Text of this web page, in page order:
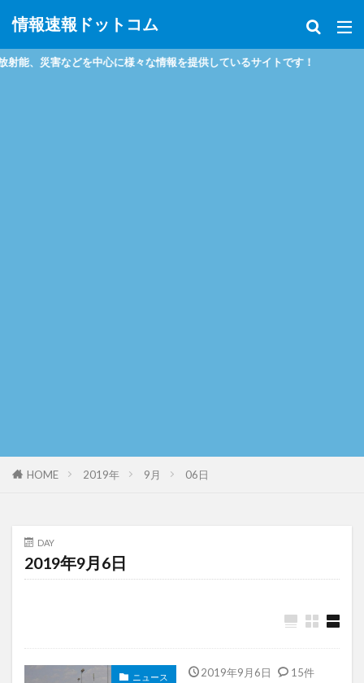
情報速報ドットコム
害などを中心に様々な情報を提供しているサイトです！
HOME 2019年 9月 06日
DAY
2019年9月6日
ニュース 2019年9月6日 15件